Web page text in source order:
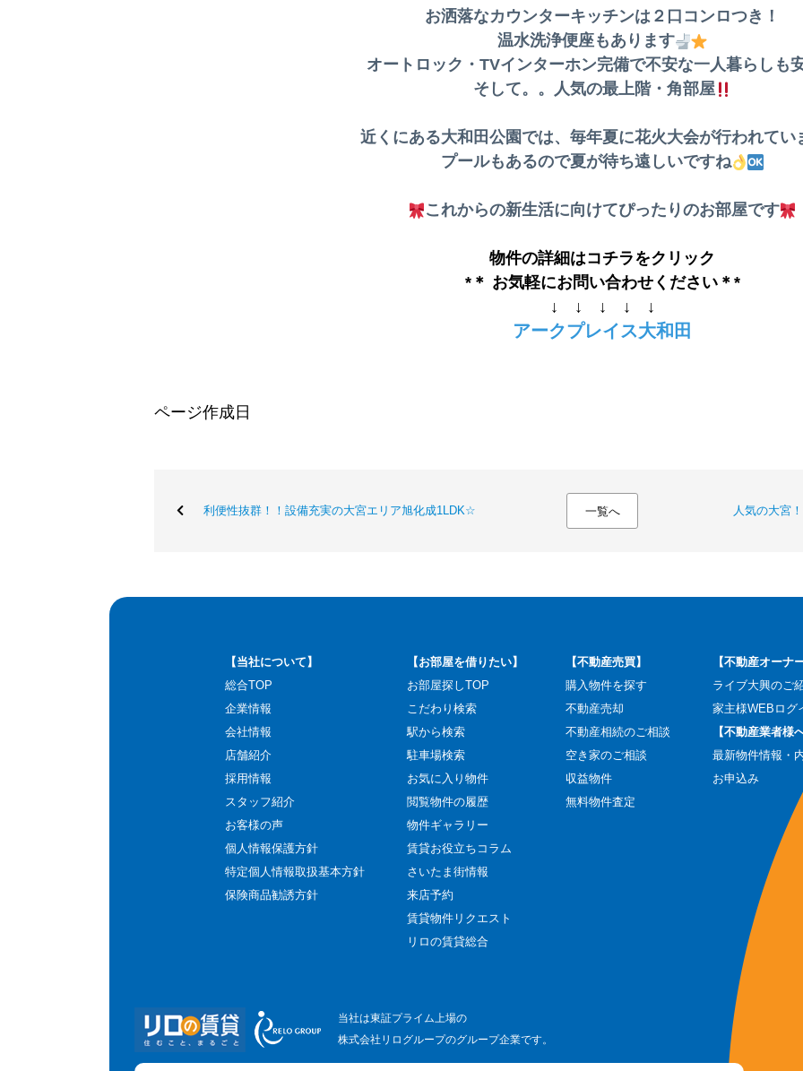
お洒落なカウンターキッチンは２口コンロつき！
温水洗浄便座もあります
オートロック・TVインターホン完備で不安な一人暮らしも
そして。。人気の最上階・角部屋
近くにある大和田公園では、毎年夏に花火大会が行われてい
プールもあるので夏が待ち遠しいですね
これからの新生活に向けてぴったりのお部屋です
物件の詳細はコチラをクリック
*＊ お気軽にお問い合わせください＊*
↓ ↓ ↓ ↓ ↓
アークプレイス大和田
ページ作成日
利便性抜群！！設備充実の大宮エリア旭化成1LDK☆ 一覧へ 人気の大宮
【当社について】
総合TOP
企業情報
会社情報
店舗紹介
採用情報
スタッフ紹介
お客様の声
個人情報保護方針
特定個人情報取扱基本方針
保険商品勧誘方針
【お部屋を借りたい】
お部屋探しTOP
こだわり検索
駅から検索
駐車場検索
お気に入り物件
閲覧物件の履歴
物件ギャラリー
賃貸お役立ちコラム
さいたま街情報
来店予約
賃貸物件リクエスト
リロの賃貸総合
【不動産売買】
購入物件を探す
不動産売却
不動産相続のご相談
空き家のご相談
収益物件
無料物件査定
【不動産オーナ
ライブ大興のご
家主様WEBログ
【不動産業者様へ
最新物件情報・
お申込み
当社は東証プライム上場の
株式会社リログループのグループ企業です。